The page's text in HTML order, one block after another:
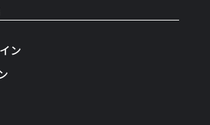
ン